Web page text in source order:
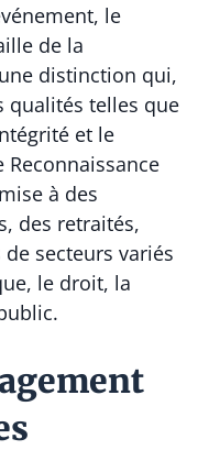
le
de la
distinction qui,
qualités telles que
et le
à des
des retraités,
secteurs variés
le droit, la